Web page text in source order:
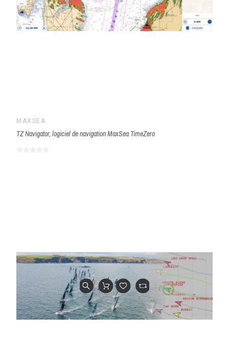
MAXSEA
TZ Navigator, logiciel de navigation MaxSea TimeZero